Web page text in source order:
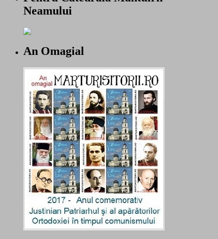
Neamului
An Omagial